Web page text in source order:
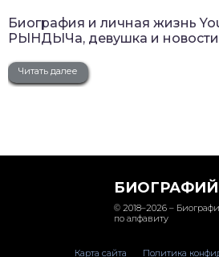
Биография и личная жизнь
РЫНДЫЧа, девушка и
Читать далее
БИОГРАФИЙ
© 2018–2026 –
по алфавиту
Карта сайта Политика